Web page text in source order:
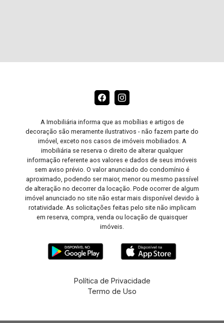
A Imobiliária informa que as mobílias e artigos de
decoração são meramente ilustrativos - não fazem parte do
imóvel, exceto nos casos de imóveis mobiliados. A
imobiliária se reserva o direito de alterar qualquer
informação referente aos valores e dados de seus imóveis
sem aviso prévio. O valor anunciado do condomínio é
aproximado, podendo ser maior, menor ou mesmo passível
de alteração no decorrer da locação. Pode ocorrer de algum
imóvel anunciado no site não estar mais disponível devido à
rotatividade. As solicitações feitas pelo site não implicam
em reserva, compra, venda ou locação de quaisquer
imóveis.
Política de Privacidade
Termo de Uso